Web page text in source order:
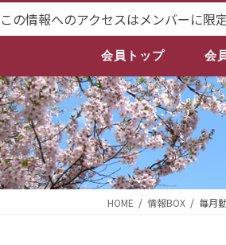
ン
ン
ツ
へ
ス
キ
ッ
ビ
ー
シ
ョ
ン
に
移
この情報へのアクセスはメンバーに限
会員トップ 会
HOME 情報BOX 毎月